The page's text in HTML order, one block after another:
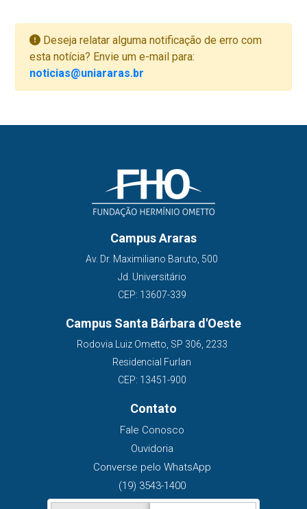
Deseja relatar alguma notificação de erro com
esta notícia? Envie um e-mail para:
noticias@uniararas.br
Campus Araras
Av. Dr. Maximiliano Baruto, 500
Jd. Universitário
CEP: 13607-339
Campus Santa Bárbara d'Oeste
Rodovia Luiz Ometto, SP 306, 2233
Residencial Furlan
CEP: 13451-900
Contato
Fale Conosco
Ouvidoria
Converse pelo WhatsApp
(19) 3543-1400